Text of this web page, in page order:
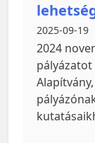
2025-09-19
2024